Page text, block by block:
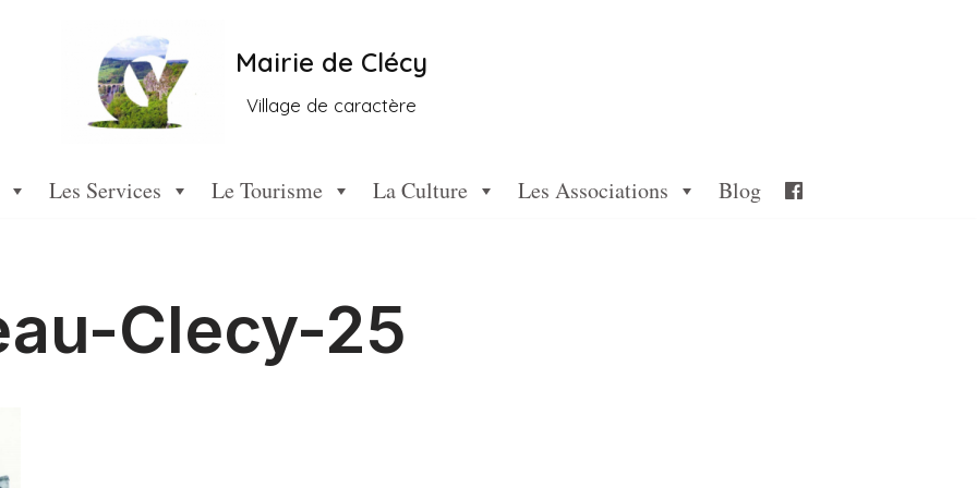
Mairie de Clécy
Village de caractère
Les Services Le Tourisme La Culture Les Associations Blog
Clecy-25